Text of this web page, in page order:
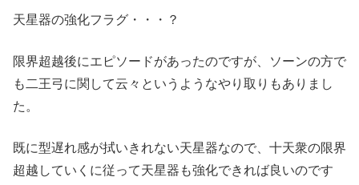
天星器の強化フラグ・・・？
限界超越後にエピソードがあったのですが、ソーンの方で
も二王弓に関して云々というようなやり取りもありまし
た。
既に型遅れ感が拭いきれない天星器なので、十天衆の限界
超越していくに従って天星器も強化できれば良いのです